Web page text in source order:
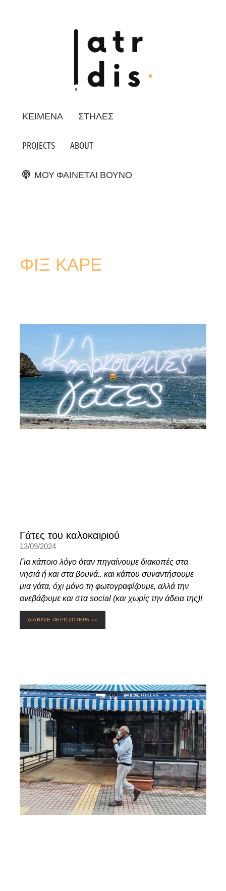
ΚΕΙΜΕΝΑ ΣΤΗΛΕΣ
PROJECTS ABOUT
ΜΟΥ ΦΑΙΝΕΤΑΙ ΒΟΥΝΟ
ΦΙΞ ΚΑΡΕ
Γάτες του καλοκαιριού
13/09/2024
Για κάποιο λόγο όταν πηγαίνουμε διακοπές στα
νησιά ή και στα βουνά.. και κάπου συναντήσουμε
μια γάτα, όχι μόνο τη φωτογραφίζουμε, αλλά την
ανεβάζουμε και στα social (και χωρίς την άδεια της)!
ΔΙΑΒΑΣΕ ΠΕΡΙΣΣΟΤΕΡΑ >>